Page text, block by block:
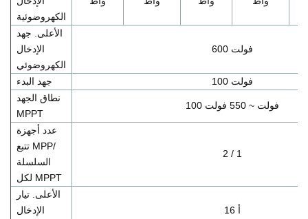
الكهروضوئية
الأعلى. جهد
الإدخال
الكهروضوئي
600 فولت
جهد البدء
100 فولت
نطاق الجهد
MPPT
100 فولت ~ 550 فولت
عدد أجهزة
تتبع MPP/
السلسلة
لكل MPPT
2 / 1
الأعلى. تيار
الإدخال
16 أ